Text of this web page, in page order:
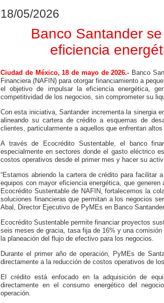
operaciones
Promociones Santander
Beneficios y promociones
18/05/2026
Banco Santander
eficiencia
Ciudad de México, 18 de mayo de 2026.- Banco
Financiera (NAFIN) para otorgar financiamiento a
el objetivo de impulsar la eficiencia energética,
competitividad de los negocios, sin comprometer su
Con esta iniciativa, Santander incrementa la sinergia
alineando su cartera de crédito a esquemas de
clientes, particularmente a aquellos que enfrentan
A través de Ecocrédito Sustentable, el banco
especialmente en sectores donde el gasto eléctrico
costos operativos desde el primer mes y hacer su
“Estamos abriendo la cartera de crédito para
equipos con mayor eficiencia energética, que
Ecocrédito Sustentable de NAFIN, fortalecemos la
soluciones financieras que permitan a los negocios
Abal, Director Ejecutivo de PyMEs en Banco
Ecocrédito Sustentable permite financiar proyectos
seis meses de gracia, tasa fija de 16% y una
la planeación del flujo de efectivo para los negocios.
Durante el primer año de operación, PyMEs de
directamente a la reducción de costos operativos de
El crédito está enfocado en la adquisición de
directamente en el consumo energético del
operación.